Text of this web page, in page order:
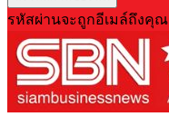
รหัสผ่านจะถูกอีเมล์ถึงคุณ